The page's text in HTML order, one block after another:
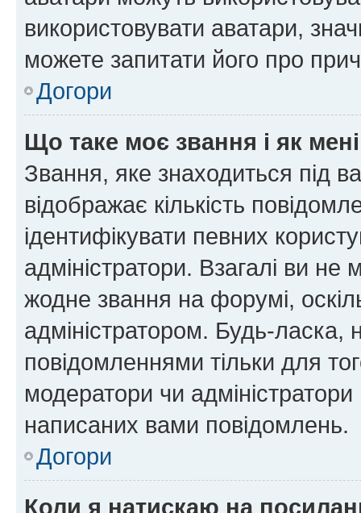
використовувати аватари,
можете запитати його про
Догори
Що таке моє звання і як
Звання, яке знаходиться під
відображає кількість
ідентифікувати певних
адміністратори. Взагалі ви
жодне звання на форумі,
адміністратором. Будь-
повідомленнями тільки для
модератори чи
написаних вами повідомлень.
Догори
Коли я натискаю на